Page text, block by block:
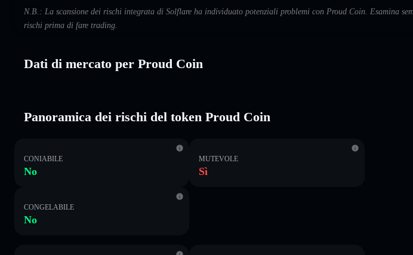
N.B.: La scansione dei rischi integrata di Solflare ha individuato potenziali problemi con Proud Coin. Esamina
rischi prima di fare trading.
Dati di mercato per Proud Coin
Panoramica dei rischi del token Proud Coin
CONIABILE
No
MUTEVOLE
Sì
CONGELABILE
No